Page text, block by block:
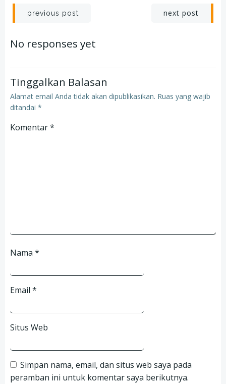
Post
navigation
previous post next post
No responses yet
Tinggalkan Balasan
Alamat email Anda tidak akan dipublikasikan. Ruas yang wajib
ditandai *
Komentar*
Nama *
Email *
Situs Web
Simpan nama, email, dan situs web saya pada
peramban ini untuk komentar saya berikutnya.